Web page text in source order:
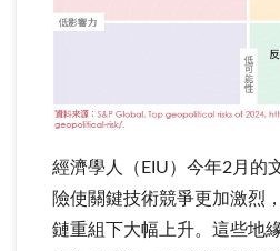
經濟學人（EIU）今年2月的
險使關鍵技術競爭更加激烈
鏈重組下大幅上升。這些地